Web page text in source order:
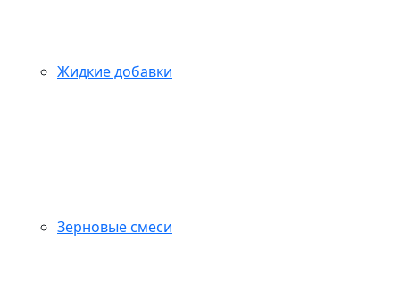
Жидкие добавки
Зерновые смеси